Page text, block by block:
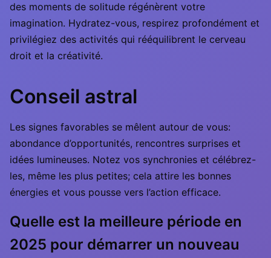
des moments de solitude régénèrent votre
imagination. Hydratez-vous, respirez profondément et
privilégiez des activités qui rééquilibrent le cerveau
droit et la créativité.
Conseil astral
Les signes favorables se mêlent autour de vous:
abondance d’opportunités, rencontres surprises et
idées lumineuses. Notez vos synchronies et célébrez-
les, même les plus petites; cela attire les bonnes
énergies et vous pousse vers l’action efficace.
Quelle est la meilleure période en
2025 pour démarrer un nouveau